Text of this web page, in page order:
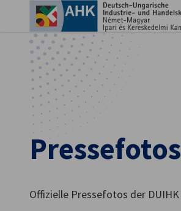
Pressefotos
Offizielle Pressefotos der DUIHK